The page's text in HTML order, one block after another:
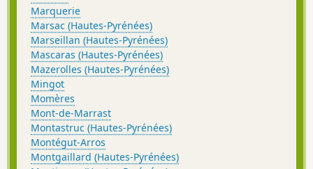
Marquerie
Marsac (Hautes-Pyrénées)
Marseillan (Hautes-Pyrénées)
Mascaras (Hautes-Pyrénées)
Mazerolles (Hautes-Pyrénées)
Mingot
Momères
Mont-de-Marrast
Montastruc (Hautes-Pyrénées)
Montégut-Arros
Montgaillard (Hautes-Pyrénées)